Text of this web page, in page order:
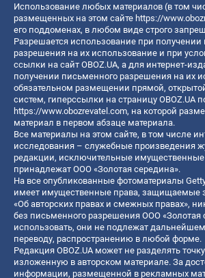
Использование любых материалов (в том
размещенных на этом сайте https://
его поддоменах, в любом виде строго
Разрешается использование при получении
разрешения на их использование и при
ссылки на сайт OBOZ.UA, а для интернет-
получении письменного разрешения на их
обязательном размещении прямой,
систем, гиперссылки на страницу OBOZ.UA
https://www.obozrevatel.com, на которой
материал в первом абзаце материала.
Все материалы на этом сайте, в том числе
исследования – служебные произведения
редакции, исключительные имущественные
принадлежат ООО «Золотая середина».
На все опубликованные фотоматериалы
имеет имущественные права, защищаемые
«Об авторских правах и смежных правах»,
без письменного разрешения ООО «Золотая
использовать, они не подлежат
переводу, распространению в любой форме.
Редакция OBOZ.UA может не разделять
изложенную в авторском материале. За
информации, размещенной в рекламных